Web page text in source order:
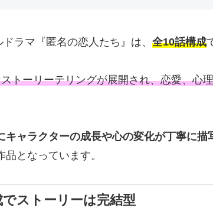
ラマ『匿名の恋人たち』は、 全10話構成
トーリーテリングが展開され、恋愛、心
キャラクターの成長や心の変化が丁寧に描
となっています。
ストーリーは完結型